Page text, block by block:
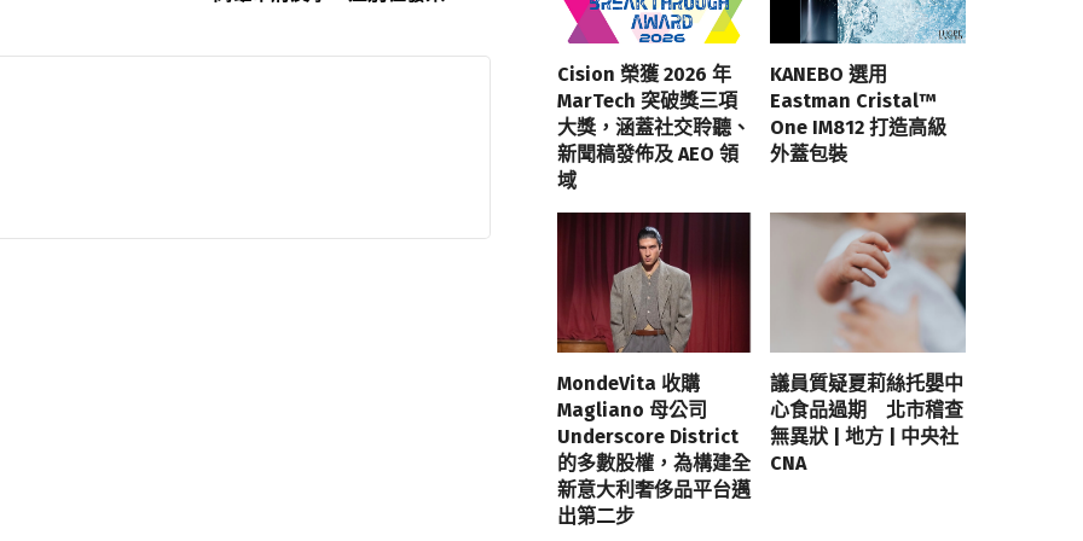
Cision 榮獲 2026 年
MarTech 突破獎三項
大獎，涵蓋社交聆聽、
新聞稿發佈及 AEO 領
域
KANEBO 選用
Eastman Cristal™
One IM812 打造高級
外蓋包裝
MondeVita 收購
Magliano 母公司
Underscore District
的多數股權，為構建全
新意大利奢侈品平台邁
出第二步
議員質疑夏莉絲托嬰中
心食品過期 北市稽查
無異狀 | 地方 | 中央社
CNA